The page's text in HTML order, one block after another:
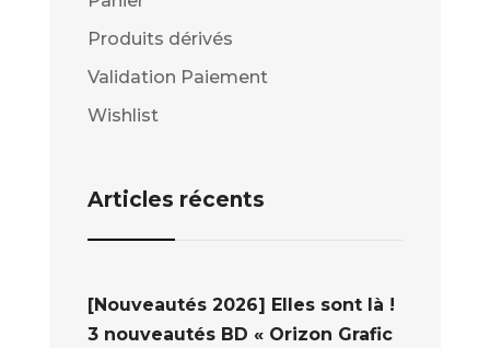
Produits dérivés
Validation Paiement
Wishlist
Articles récents
[Nouveautés 2026] Elles sont là !
3 nouveautés BD « Orizon Grafic